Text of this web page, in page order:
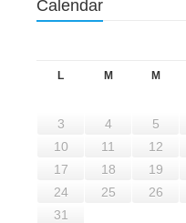
Calendar
L M M
3
4 5
10
11 12
17
18 19
24
25 26
31